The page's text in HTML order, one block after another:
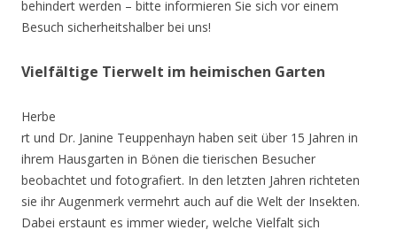
behindert werden – bitte informieren Sie sich vor einem
Besuch sicherheitshalber bei uns!
Vielfältige Tierwelt im heimischen Garten
Herbe
rt und Dr. Janine Teuppenhayn haben seit über 15 Jahren in
ihrem Hausgarten in Bönen die tierischen Besucher
beobachtet und fotografiert. In den letzten Jahren richteten
sie ihr Augenmerk vermehrt auch auf die Welt der Insekten.
Dabei erstaunt es immer wieder, welche Vielfalt sich